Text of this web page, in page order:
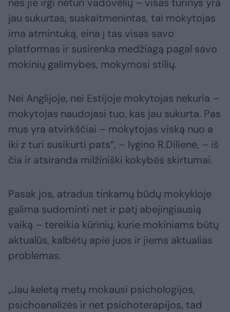
jau sukurtas, suskaitmenintas, tai mokytojas
ima atmintuką, eina į tas visas savo
platformas ir susirenka medžiagą pagal savo
mokinių galimybes, mokymosi stilių.
Nei Anglijoje, nei Estijoje mokytojas nekuria –
mokytojas naudojasi tuo, kas jau sukurta. Pas
mus yra atvirkščiai – mokytojas viską nuo a
iki z turi susikurti pats“, – lygino R.Dilienė, – iš
čia ir atsiranda milžiniški kokybės skirtumai.
Pasak jos, atradus tinkamų būdų mokykloje
galima sudominti net ir patį abejingiausią
vaiką – tereikia kūrinių, kurie mokiniams būtų
aktualūs, kalbėtų apie juos ir jiems aktualias
problemas.
„Jau keletą metų mokausi psichologijos,
psichoanalizės ir net psichoterapijos, tad